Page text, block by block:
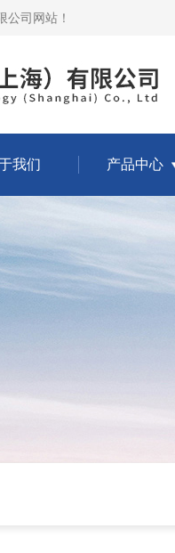
公司网站 ！
我们 产品中心